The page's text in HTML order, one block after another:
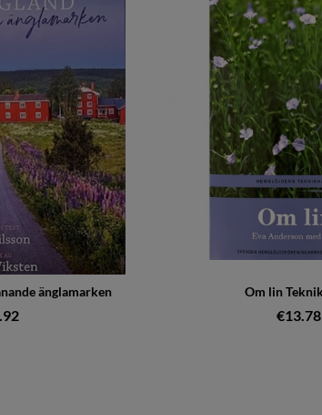
änglamarken Om lin
€13.78